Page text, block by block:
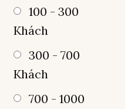
100 - 300
Khách
300 - 700
Khách
700 - 1000